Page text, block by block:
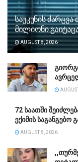
საუკუნის
მილიონი
AUGUST 8, 2026
72 საათში
ექიმის
AUGUST 8, 2026